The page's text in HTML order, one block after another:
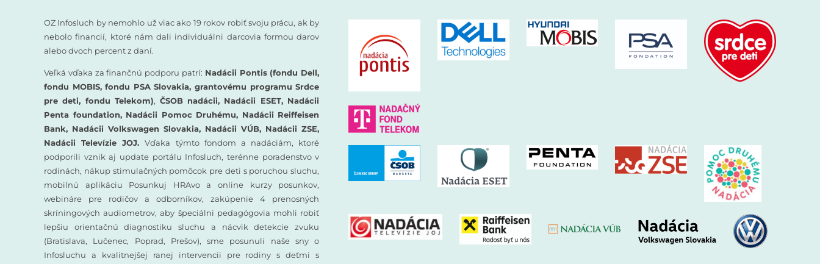
OZ Infosluch by nemohlo už viac ako 19 rokov robiť svoju prácu, ak by
nebolo financií, ktoré nám dali individuálni darcovia formou darov
alebo dvoch percent z daní.
Veľká vďaka za finančnú podporu patrí: Nadácii Pontis (fondu Dell,
fondu MOBIS, fondu PSA Slovakia, grantovému programu Srdce
pre deti, fondu Telekom), ČSOB nadácii, Nadácii ESET, Nadácii
Penta foundation, Nadácii Pomoc Druhému, Nadácii Reiffeisen
Bank, Nadácii Volkswagen Slovakia, Nadácii VÚB, Nadácii ZSE,
Nadácii Televízie JOJ.Vďaka týmto fondom a nadáciám, ktoré
podporili vznik aj update portálu Infosluch, terénne poradenstvo v
rodinách, nákup stimulačných pomôcok pre deti s poruchou sluchu,
mobilnú aplikáciu Posunkuj HRAvo a online kurzy posunkov,
webináre pre rodičov a odborníkov, zakúpenie 4 prenosných
skríningových audiometrov, aby špeciálni pedagógovia mohli robiť
lepšiu orientačnú diagnostiku sluchu a nácvik detekcie zvuku
(Bratislava, Lučenec, Poprad, Prešov), sme posunuli naše sny o
Infosluchu a kvalitnejšej ranej intervencii pre rodiny s deťmi s